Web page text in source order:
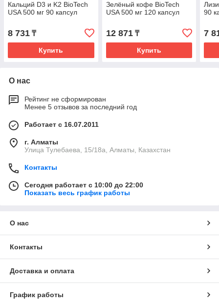
Кальций D3 и K2 BioTech
USA 500 мг 90 капсул
8 731 ₸
Купить
Зелёный кофе BioTech
USA 500 мг 120 капсул
12 871₸
Купить
90
7
О нас
Рейтинг не сформирован
Менее 5 отзывов за последний год
Работает с 16.07.2011
г. Алматы
Улица Тулебаева, 15/18а, Алматы, Казахстан
Контакты
Сегодня работает с 10:00 до 22:00
Показать весь график работы
О нас
Контакты
Доставка и оплата
График работы